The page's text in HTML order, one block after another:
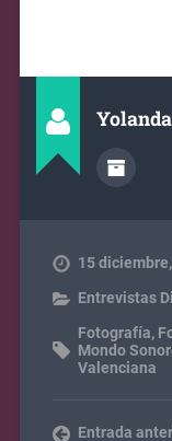
15
Entrevistas
Fotografía,
Mondo
Valenciana
Entrada